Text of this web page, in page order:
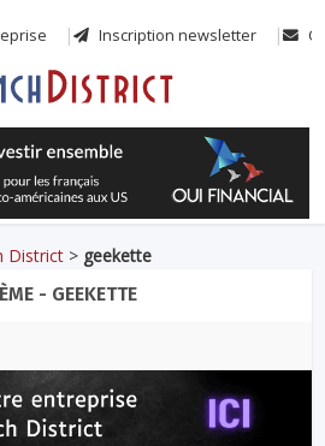
Inscription newsletter
District > geekette
- GEEKETTE